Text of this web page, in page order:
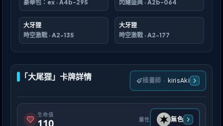
豪華包：ex · A4b-295
閃耀盛典 · A2b-064
大牙狸
時空激戰 · A2-135
大牙狸
時空激戰 · A2-177
「大尾狸」卡牌詳情 插畫師 · kirisAki
生命值
110 屬性 無色